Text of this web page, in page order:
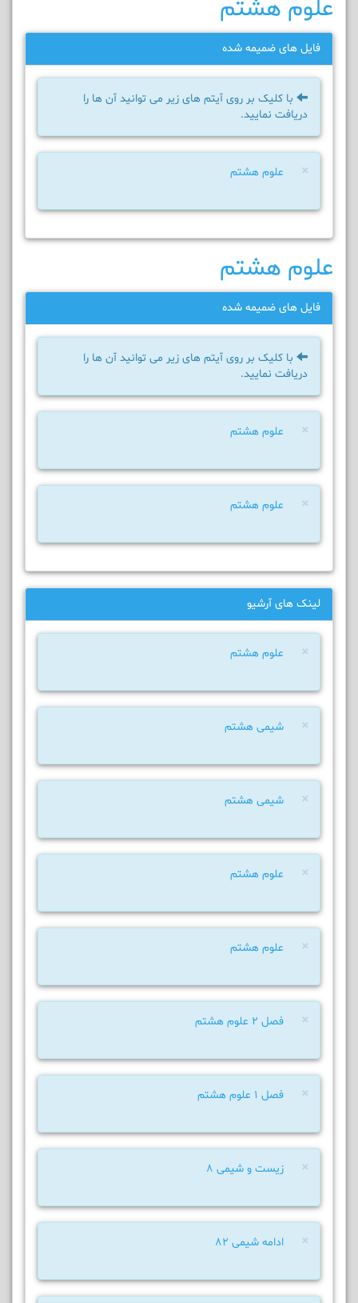
علوم هشتم
فایل های ضمیمه شده
با کلیک بر روی آیتم های زیر می توانید آن ها را
دریافت نمایید.
× علوم هشتم
علوم هشتم
فایل های ضمیمه شده
با کلیک بر روی آیتم های زیر می توانید آن ها را
دریافت نمایید.
× علوم هشتم
× علوم هشتم
لینک های آرشیو
× علوم هشتم
× شیمی هشتم
× شیمی هشتم
× علوم هشتم
× علوم هشتم
× فصل 2 علوم هشتم
× فصل 1 علوم هشتم
× زیست و شیمی ۸
× ادامه شیمی ۸۲